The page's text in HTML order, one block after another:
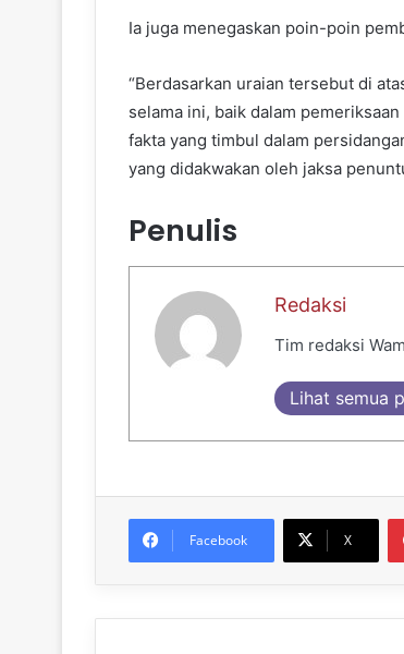
Ia juga menegaskan poin-poin
“Berdasarkan uraian tersebut di
selama ini, baik dalam
fakta yang timbul dalam
yang didakwakan oleh jaksa
Penulis
Redaksi
Tim redaksi
Lihat semua
Facebook X